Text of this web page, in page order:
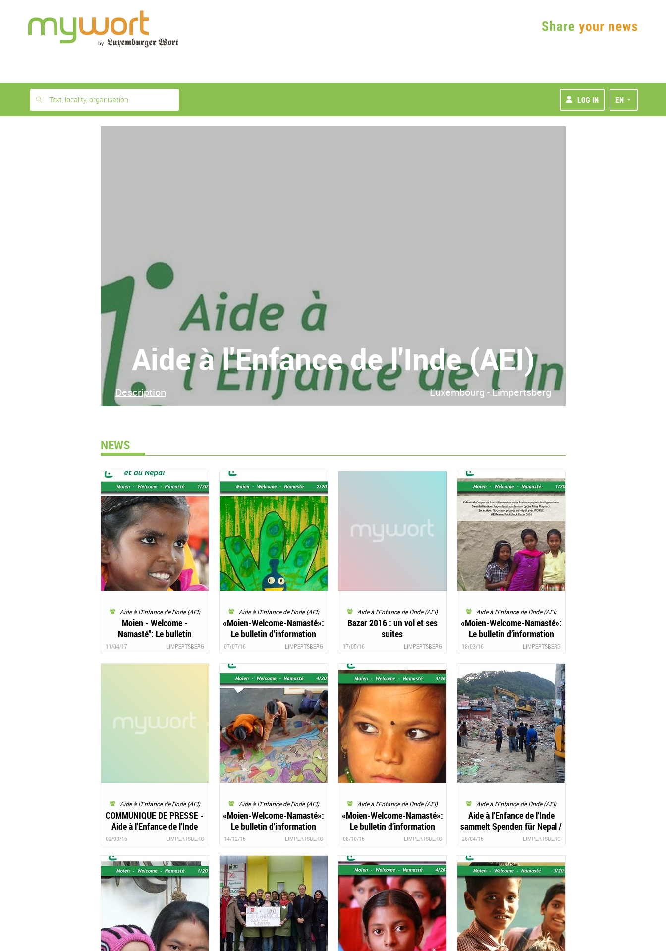
month
free
Text, locality, organisation LOG IN EN
Aide à l'Enfance de l'Inde (AEI)
Luxembourg - Limpertsberg
Description
NEWS
Aide à l'Enfance de l'Inde (AEI)
Moien - Welcome -
Namasté": Le bulletin
d’information 1/2017 d’"AEIN
- Aide à l’Enfance de l’Inde et
du Népal" est là !
11/04/17 LIMPERTSBERG
Aide à l'Enfance de l'Inde (AEI)
«Moien-Welcome-Namasté»:
Le bulletin d’information
2/2016 d’«Aide à l’Enfance de
l’Inde» est là!
07/07/16 LIMPERTSBERG
Aide à l'Enfance de l'Inde (AEI)
Bazar 2016 : un vol et ses
suites
17/05/16 LIMPERTSBERG
Aide à l'Enfance de l'Inde (AEI)
«Moien-Welcome-Namasté»:
Le bulletin d’information
1/2016 d’«Aide à l’Enfance de
l’Inde» est là!
18/03/16 LIMPERTSBERG
Aide à l'Enfance de l'Inde (AEI)
COMMUNIQUE DE PRESSE -
Aide à l'Enfance de l'Inde
victime d’un vol
02/03/16 LIMPERTSBERG
Aide à l'Enfance de l'Inde (AEI)
«Moien-Welcome-Namasté»:
Le bulletin d’information
4/2015 d’«Aide à l’Enfance de
l’Inde» est là!
14/12/15 LIMPERTSBERG
Aide à l'Enfance de l'Inde (AEI)
«Moien-Welcome-Namasté»:
Le bulletin d’information
3/2015 d’«Aide à l’Enfance de
l’Inde» est là!
08/10/15 LIMPERTSBERG
Aide à l'Enfance de l'Inde (AEI)
Aide à l’Enfance de l’Inde
sammelt Spenden für Nepal /
Aide à l’Enfance de l’Inde
collecte des fonds pour le
Népal
28/04/15 LIMPERTSBERG